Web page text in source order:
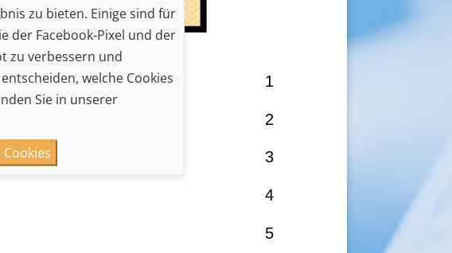
rechts
1
2
3
4
5
zu bieten. Einige sind für
der Facebook-Pixel und der
zu verbessern und
welche Cookies
Sie in unserer